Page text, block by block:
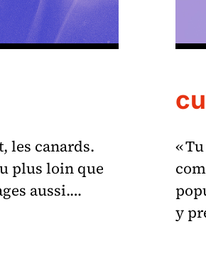
les canards.
plus loin que
aussi.…
«
y